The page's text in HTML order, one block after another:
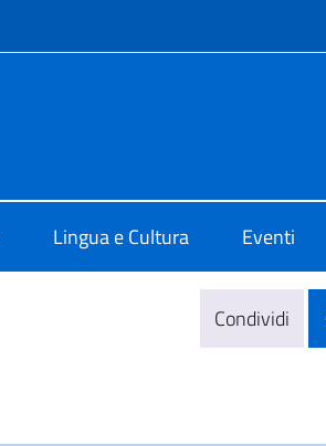
Lingua e Cultura Eventi
Condividi